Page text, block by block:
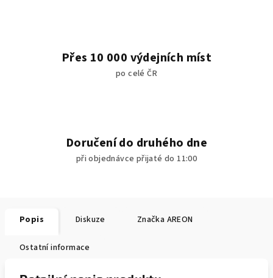
Přes 10 000 výdejních míst
po celé ČR
Doručení do druhého dne
při objednávce přijaté do 11:00
Popis Diskuze Značka AREON
Ostatní informace